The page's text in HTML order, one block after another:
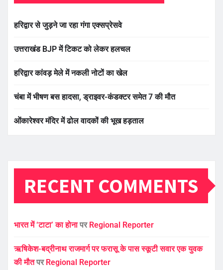
हरिद्वार से जुड़ने जा रहा गंगा एक्सप्रेसवे
उत्तराखंड BJP में टिकट को लेकर हलचल
हरिद्वार कांवड़ मेले में नकली नोटों का खेल
चंबा में भीषण बस हादसा, ड्राइवर-कंडक्टर समेत 7 की मौत
ओंकारेश्वर मंदिर में ढोल वादकों की भूख हड़ताल
RECENT COMMENTS
भारत में ‘टाटा’ का होनापर Regional Reporter
ऋषिकेश-बद्रीनाथ राजमार्ग पर फरासू के पास स्कूटी सवार एक युवक
की मौतपर Regional Reporter